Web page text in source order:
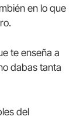
en lo que
te enseña a
dabas tanta
del